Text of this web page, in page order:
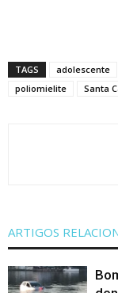
TAGS adolescente
poliomielite
Santa
ARTIGOS